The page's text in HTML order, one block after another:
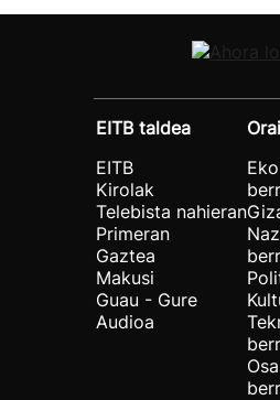
EITB taldea
EITB
Kirolak
Telebista nahieran
Primeran
Gaztea
Makusi
Guau - Gure
Audioa